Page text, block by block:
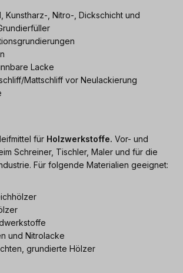
Kunstharz-, Nitro-, Dickschicht und
Lacke
Mattschliff vor Neulackierung
für Holzwerkstoffe. Vor- und
Schreiner, Tischler, Maler und für die
Für folgende Materialien geeignet:
und Nitrolacke
grundierte Hölzer